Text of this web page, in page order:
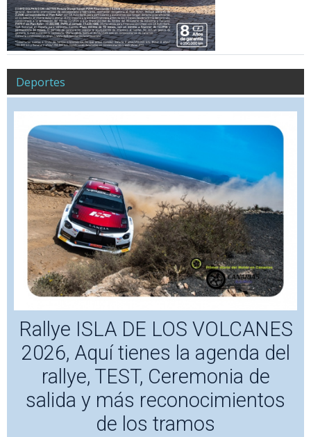
Deportes
Rallye ISLA DE LOS VOLCANES
2026, Aquí tienes la agenda del
rallye, TEST, Ceremonia de
salida y más reconocimientos
de los tramos